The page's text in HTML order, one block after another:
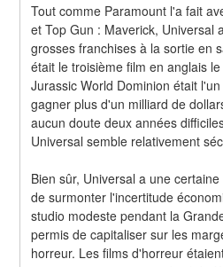
Tout comme Paramount l'a fait
et Top Gun : Maverick, Universal
grosses franchises à la sortie en
était le troisième film en anglais
Jurassic World Dominion était
gagner plus d'un milliard de
aucun doute deux années
Universal semble relativement
Bien sûr, Universal a une
de surmonter l'incertitude
studio modeste pendant la
permis de capitaliser sur les
horreur. Les films d'horreur